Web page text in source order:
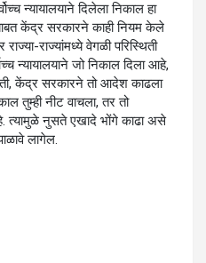
न्यायालयाने दिलेला निकाल हा
केंद्र सरकारने काही नियम केले
राज्यांमध्ये वेगळी परिस्थिती
न्यायालयाने जो निकाल दिला आहे,
केंद्र सरकारने तो आदेश काढला
तुम्ही नीट वाचला, तर तो
त्यामुळे नुसते एखादे भोंगे काढा असे
लागेल.